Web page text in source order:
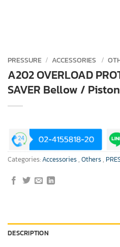
PRESSURE / ACCESSORIES /
A202 OVERLOAD
SAVER Bellow / Piston
Categories:Accessories , Others ,
DESCRIPTION